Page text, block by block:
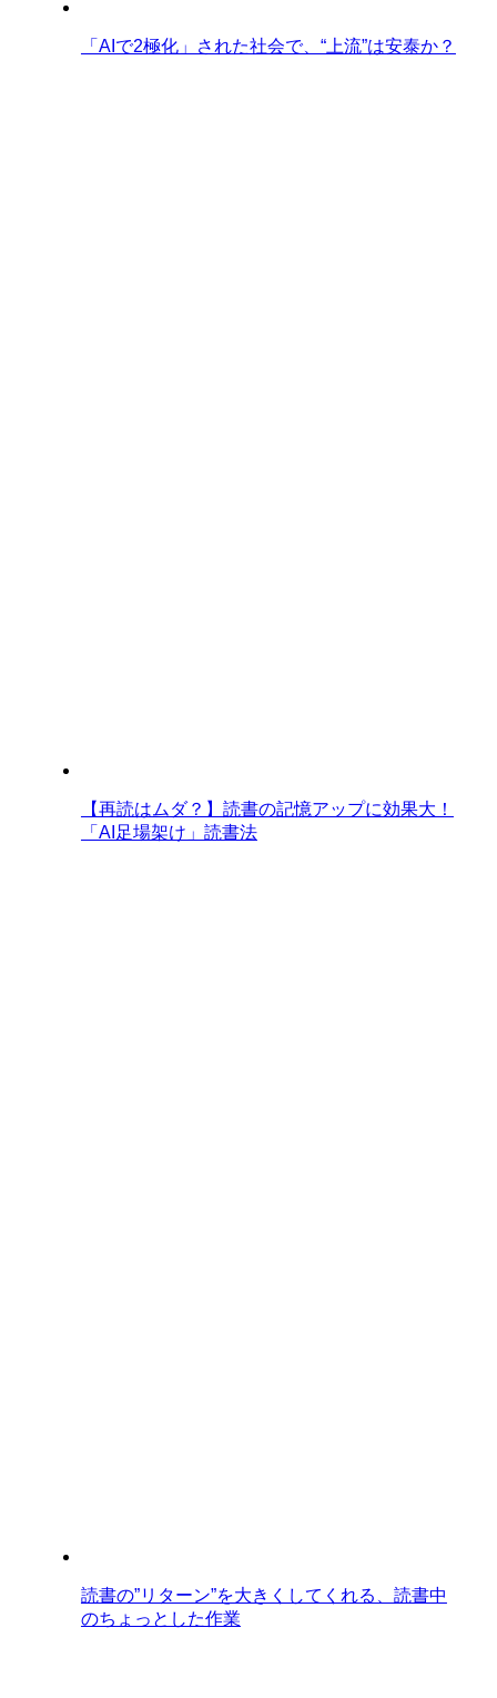
「AIで2極化」された社会で、“上流”は安泰か？
【再読はムダ？】読書の記憶アップに効果大！
「AI足場架け」読書法
読書の”リターン”を大きくしてくれる、読書中
のちょっとした作業